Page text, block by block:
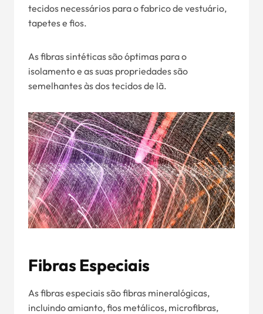
tecidos necessários para o fabrico de vestuário,
tapetes e fios.
As fibras sintéticas são óptimas para o
isolamento e as suas propriedades são
semelhantes às dos tecidos de lã.
Fibras Especiais
As fibras especiais são fibras mineralógicas,
incluindo amianto, fios metálicos, microfibras,